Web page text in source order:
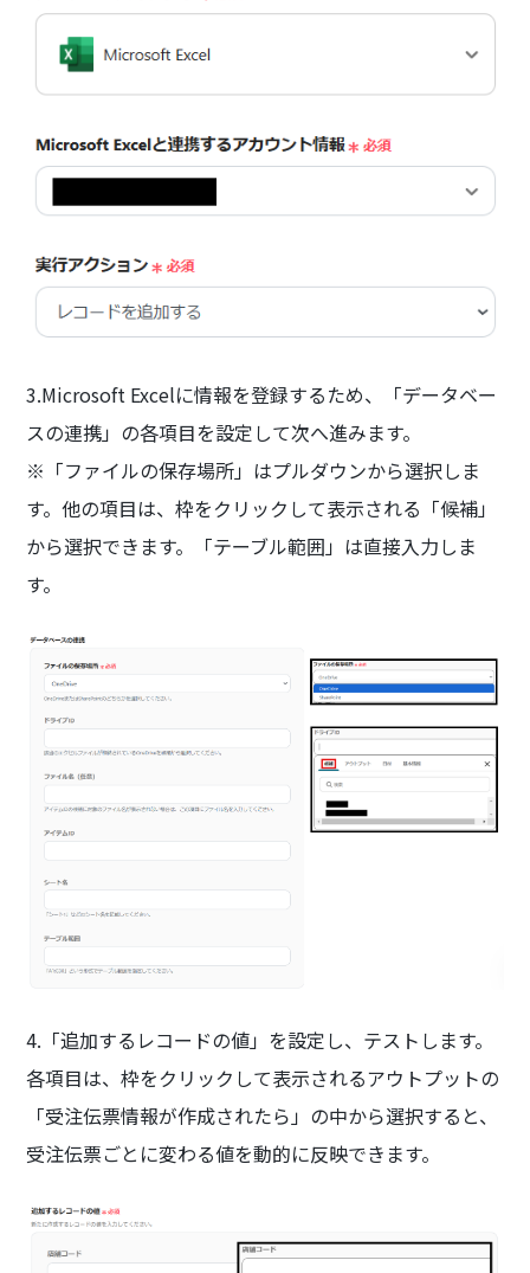
3.Microsoft Excelに情報を登録するため、「データベー
スの連携」の各項目を設定して次へ進みます。
※「ファイルの保存場所」はプルダウンから選択しま
す。他の項目は、枠をクリックして表示される「候補」
から選択できます。「テーブル範囲」は直接入力しま
す。
4.「追加するレコードの値」を設定し、テストします。
各項目は、枠をクリックして表示されるアウトプットの
「受注伝票情報が作成されたら」の中から選択すると、
受注伝票ごとに変わる値を動的に反映できます。